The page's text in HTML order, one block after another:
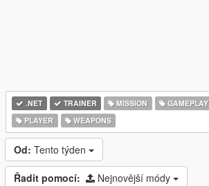
.NET TRAINER MISSION GAMEPLAY
PLAYER
WEAPONS
Od: Tento týden
Řadit pomocí: Nejnovější módy